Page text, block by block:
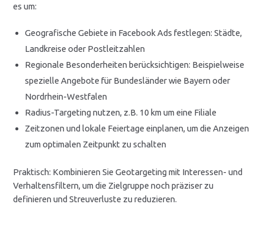
es um:
Geografische Gebiete in Facebook Ads festlegen: Städte,
Landkreise oder Postleitzahlen
Regionale Besonderheiten berücksichtigen: Beispielweise
spezielle Angebote für Bundesländer wie Bayern oder
Nordrhein-Westfalen
Radius-Targeting nutzen, z.B. 10 km um eine Filiale
Zeitzonen und lokale Feiertage einplanen, um die Anzeigen
zum optimalen Zeitpunkt zu schalten
Praktisch: Kombinieren Sie Geotargeting mit Interessen- und
Verhaltensfiltern, um die Zielgruppe noch präziser zu
definieren und Streuverluste zu reduzieren.